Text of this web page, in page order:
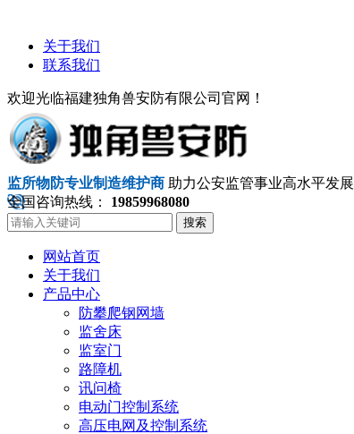
关于我们
联系我们
欢迎光临福建独角兽安防有限公司官网！
监所物防专业制造维护商 助力公安监管事业高水平发展
全国咨询热线：
19859968080
搜索
网站首页
关于我们
产品中心
防攀爬钢网墙
监舍床
监室门
路障机
讯问椅
电动门控制系统
高压电网及控制系统